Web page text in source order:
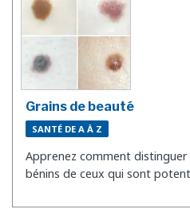
Grains de beauté
SANTÉ DE A À Z
Apprenez comment
bénins de ceux qui sont